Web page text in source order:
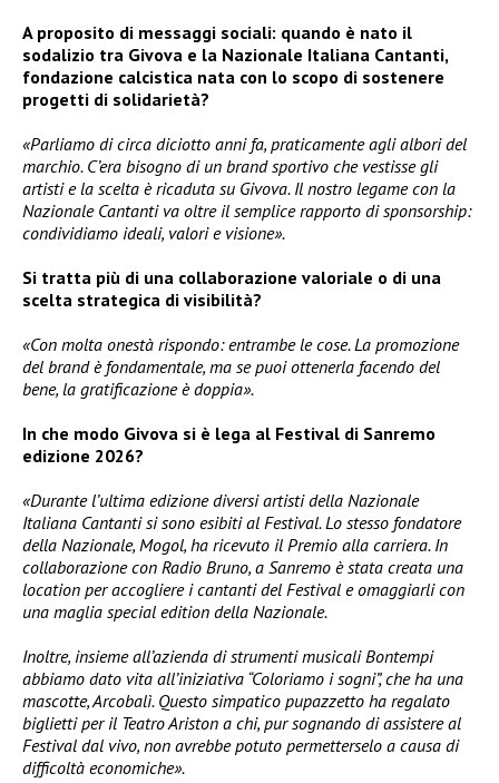
A proposito di messaggi sociali: quando è nato il
sodalizio tra Givova e la Nazionale Italiana Cantanti,
fondazione calcistica nata con lo scopo di sostenere
progetti di solidarietà?
«Parliamo di circa diciotto anni fa, praticamente agli albori del
marchio. C’era bisogno di un brand sportivo che vestisse gli
artisti e la scelta è ricaduta su Givova. Il nostro legame con la
Nazionale Cantanti va oltre il semplice rapporto di sponsorship:
condividiamo ideali, valori e visione».
Si tratta più di una collaborazione valoriale o di una
scelta strategica di visibilità?
«Con molta onestà rispondo: entrambe le cose. La promozione
del brand è fondamentale, ma se puoi ottenerla facendo del
bene, la gratificazione è doppia».
In che modo Givova si è lega al Festival di Sanremo
edizione 2026?
«Durante l’ultima edizione diversi artisti della Nazionale
Italiana Cantanti si sono esibiti al Festival. Lo stesso fondatore
della Nazionale, Mogol, ha ricevuto il Premio alla carriera. In
collaborazione con Radio Bruno, a Sanremo è stata creata una
location per accogliere i cantanti del Festival e omaggiarli con
una maglia special edition della Nazionale.
Inoltre, insieme all’azienda di strumenti musicali Bontempi
abbiamo dato vita all’iniziativa “Coloriamo i sogni”, che ha una
mascotte, Arcobalì. Questo simpatico pupazzetto ha regalato
biglietti per il Teatro Ariston a chi, pur sognando di assistere al
Festival dal vivo, non avrebbe potuto permetterselo a causa di
difficoltà economiche».